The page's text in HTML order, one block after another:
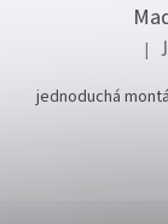
|
jednoduchá